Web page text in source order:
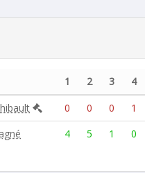
1 2 3 4
0 0 0 1
4 5 1 0